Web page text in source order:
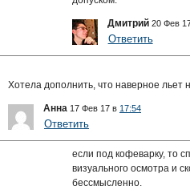
Дмитрий 20 Фев
Ответить
Хотела дополнить, что наверное льет
Анна 17 Фев 17 в 17:54
Ответить
если под кофеварку, то
визуального осмотра и
бессмысленно.